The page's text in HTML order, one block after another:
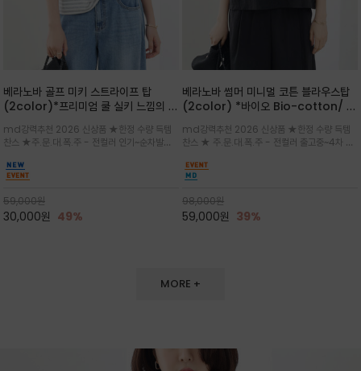
베라노바 골프 미키 스트라이프 탑
(2color)*프리미엄 쿨 실키 느낌의 폴
내 ★골프 미키티 포함 구매및 20만원
넘는 구매고객님께는 타이틀리스트 베라
노바 골프공 2피스 3구 증정(소진시 마
감)★
md강력추천 2026 신상품 ★한정 수량 득템
찬스 ★주.문.대.폭.주 - 전컬러 인기~순차발송
이프가 산뜻한 컬러감을 연출/안정감 있는 라운
드 넥라인과 여유있는 스탠다드 핏으로 여름내내
이쁘게 입으세요 ^^
59,000원
30,000원 49%
베라노바 썸머 미니멀 코튼 블라우스탑
(2color) *바이오 Bio-cotton/ 시
럼 편안하지만 블라우스처럼 단정한 무
드가 느껴지는 코튼 블라우스 탑
md강력추천 2026 신상품 ★한정 수량 득템
찬스 ★ 주.문.대.폭.주 - 전컬러 출고중~4차 리
볍게 퍼지는 박시한 실루엣과 크롭 기장이 하체
를 길어 보이게 해주며 와이드 팬츠와 셋업
98,000원
59,000원 39%
MORE +